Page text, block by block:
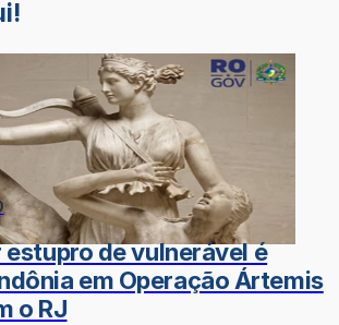
de vulnerável é
em Operação Ártemis
o RJ